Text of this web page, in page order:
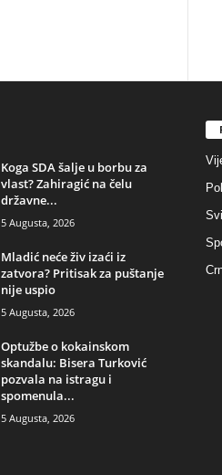
​Koga SDA šalje u borbu za
vlast? Zahiragić na čelu
državne...
5 Augusta, 2026
​Mladić neće živ izaći iz
zatvora? Pritisak za puštanje
nije uspio
5 Augusta, 2026
​Optužbe o kokainskom
skandalu: Bisera Turković
pozvala na istragu i
spomenula...
5 Augusta, 2026